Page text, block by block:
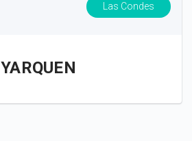
Las Condes
YARQUEN